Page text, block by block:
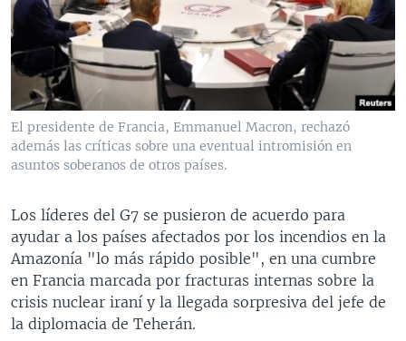
VENEZUELA
BRASIL
NICARAGUA
ECONOMÍA
ENTRETENIMIENTO Y CULTURA
TECNOLOGÍA
DEPORTES
CIENCIA Y SALUD
MULTIMEDIA
VIDEOS
FOTOGRAFÍA
AUDIOS
PROGRAMAS TV
EL MUNDO AL DÍA
FORO INTERAMERICANO
VISIÓN 360
PANORAMA
RADIO
AVANCE INFORMATIVO
AUDIONOTICIAS
ESTADOS UNIDOS AL DÍA
EL MUNDO AL DÍA [RADIO]
FORO [RADIO]
DEPORTIVO INTERNACIONAL
DIRECT
DOCUMENTALES DE LA VOA
SÍGANOS
Idiomas
El presidente de Francia, Emmanuel Macron, rechazó
además las críticas sobre una eventual intromisión en
asuntos soberanos de otros países.
Los líderes del G7 se pusieron de acuerdo para
ayudar a los países afectados por los incendios en la
Amazonía "lo más rápido posible", en una cumbre
en Francia marcada por fracturas internas sobre la
crisis nuclear iraní y la llegada sorpresiva del jefe de
la diplomacia de Teherán.